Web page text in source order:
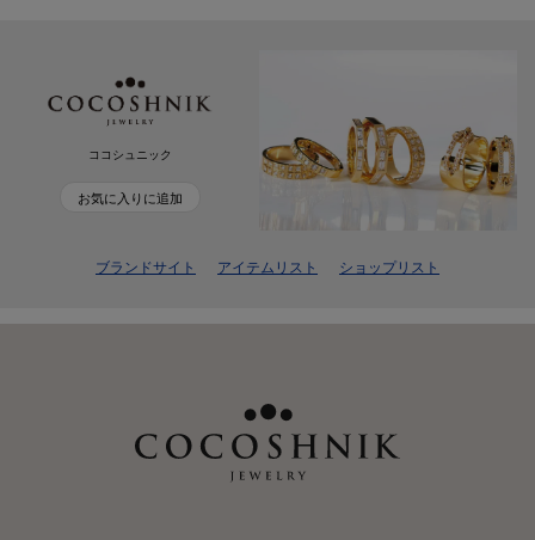
ココシュニック
お気に入りに追加
ブランドサイト アイテムリスト ショップリスト